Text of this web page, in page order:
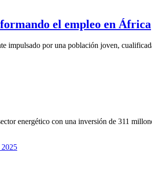
el empleo en África
impulsado por una población joven,
energético con una inversión de 311